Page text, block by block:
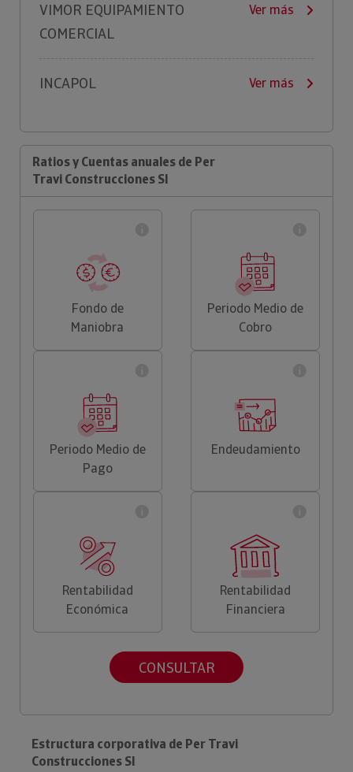
VIMOR EQUIPAMIENTO
COMERCIAL
Ver más
INCAPOL Ver más
Ratios y Cuentas anuales de Per
Travi Construcciones Sl
Fondo de
Maniobra
Periodo Medio de
Cobro
Periodo Medio de
Pago
Endeudamiento
Rentabilidad
Económica
Rentabilidad
Financiera
CONSULTAR
Estructura corporativa de Per Travi
Construcciones Sl